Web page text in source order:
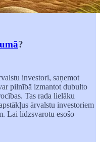
?
investori, saņemot
pilnībā izmantot dubulto
Tas rada lielāku
ārvalstu investoriem
Lai līdzsvarotu esošo